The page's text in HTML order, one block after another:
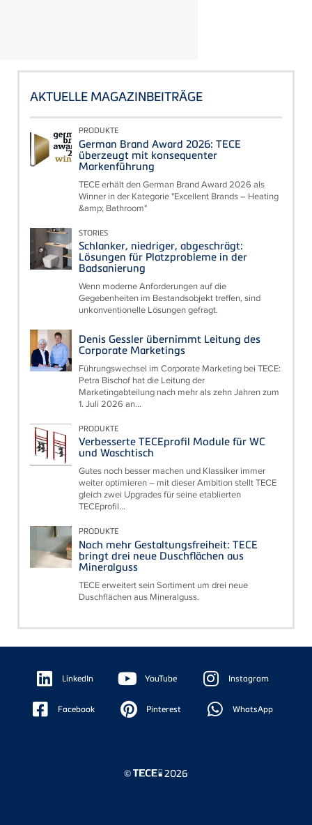
AKTUELLE MAGAZINBEITRÄGE
PRODUKTE
German Brand Award 2026: TECE
überzeugt mit konsequenter
Markenführung
TECE erhält den German Brand Award 2026 als
Winner in der Kategorie "Excellent Brands – Heating
&amp; Bathroom"
STORIES
Schlanker, niedriger, abgeschrägt:
Lösungen für Platzprobleme in der
Badsanierung
Wenn moderne Anforderungen auf die
Gegebenheiten im Bestandsobjekt treffen, sind
unkonventionelle Lösungen gefragt.
Denis Gessler übernimmt Leitung des
Corporate Marketings
Führungswechsel im Corporate Marketing bei TECE:
Petra Bischof hat die Leitung der
Marketingabteilung nach mehr als zehn Jahren zum
1. Juli 2026 an...
PRODUKTE
Verbesserte TECEprofil Module für WC
und Waschtisch
Gutes noch besser machen und Klassiker immer
weiter optimieren – mit dieser Ambition stellt TECE
gleich zwei Upgrades für seine etablierten
TECEprofil...
PRODUKTE
Noch mehr Gestaltungsfreiheit: TECE
bringt drei neue Duschflächen aus
Mineralguss
TECE erweitert sein Sortiment um drei neue
Duschflächen aus Mineralguss.
Floating
Sidebar LinkedIn YouTube Instagram
Facebook Pinterest WhatsApp
© 2026